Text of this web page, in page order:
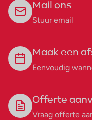
Mail ons
Stuur email
Maak een
Eenvoudig
Offerte
Vraag offerte